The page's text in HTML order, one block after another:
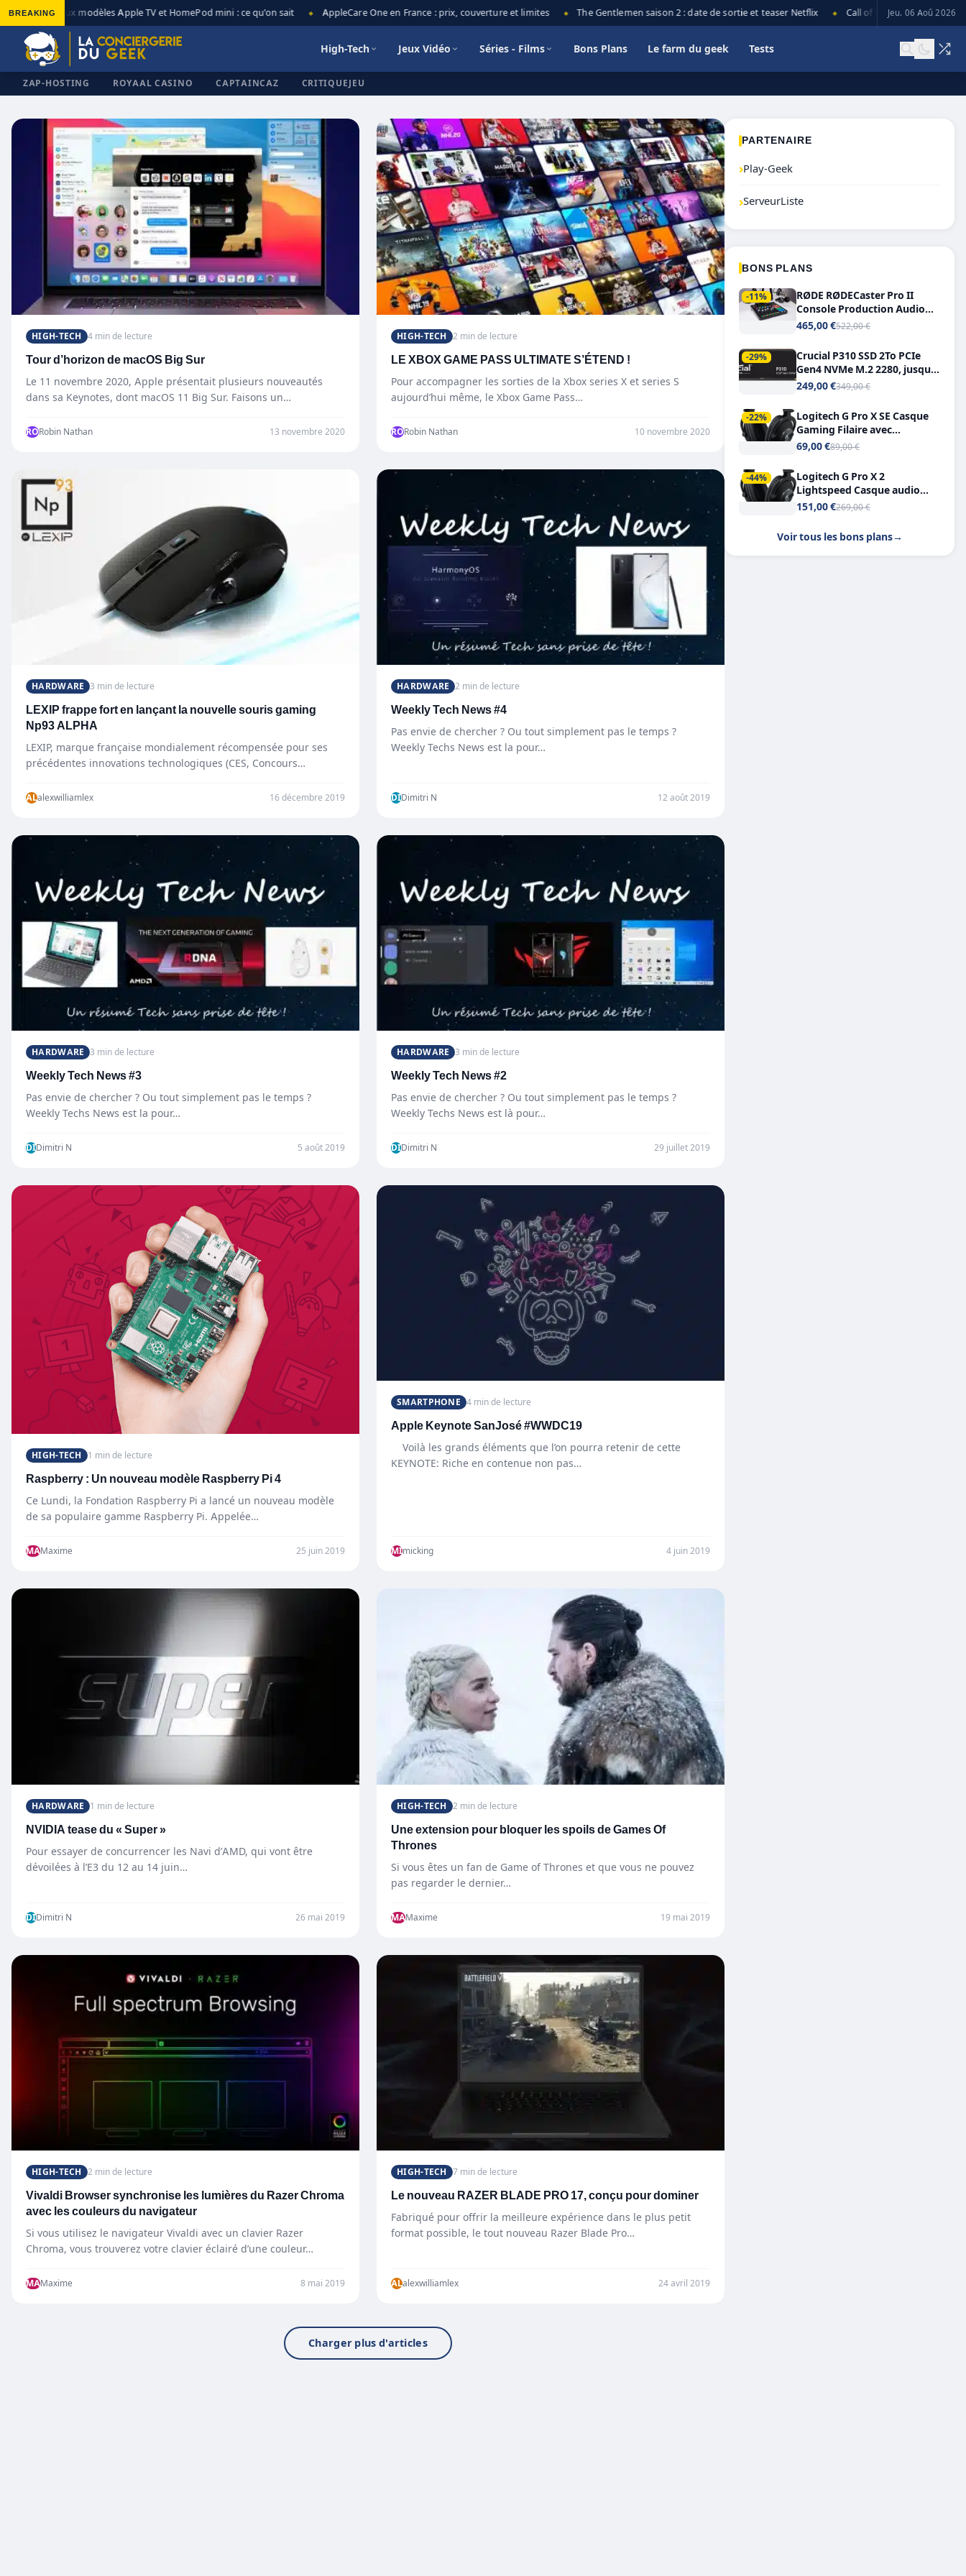
BREAKING
Nouveaux modèles Apple TV et HomePod mini : ce qu’on sait AppleCare One en France : prix, couverture et limites The Gentlemen saison 2 : date de sortie et teaser Netflix Call of Duty: Black Ops 7 lance
Jeu. 06 Aoû 2026
High-Tech Jeux Vidéo Séries - Films Bons Plans Le farm du geek Tests
ZAP-HOSTING ROYAAL CASINO CAPTAINCAZ CRITIQUEJEU
✕
HIGH-TECH 4 min de lecture
Tour d’horizon de macOS Big Sur
Le 11 novembre 2020, Apple présentait plusieurs nouveautés
dans sa Keynotes, dont macOS 11 Big Sur. Faisons un…
RORobin Nathan 13 novembre 2020
HIGH-TECH 2 min de lecture
LE XBOX GAME PASS ULTIMATE S’ÉTEND !
Pour accompagner les sorties de la Xbox series X et series S
aujourd’hui même, le Xbox Game Pass…
RORobin Nathan 10 novembre 2020
HARDWARE 3 min de lecture
LEXIP frappe fort en lançant la nouvelle souris gaming
Np93 ALPHA
LEXIP, marque française mondialement récompensée pour ses
précédentes innovations technologiques (CES, Concours
ALalexwilliamlex 16 décembre 2019
HARDWARE 2 min de lecture
Weekly Tech News #4
Pas envie de chercher ? Ou tout simplement pas le temps ?
Weekly Techs News est la pour…
DIDimitri N 12 août 2019
HARDWARE 3 min de lecture
Weekly Tech News #3
Pas envie de chercher ? Ou tout simplement pas le temps ?
Weekly Techs News est la pour…
DIDimitri N 5 août 2019
HARDWARE 3 min de lecture
Weekly Tech News #2
Pas envie de chercher ? Ou tout simplement pas le temps ?
Weekly Techs News est là pour…
DIDimitri N 29 juillet 2019
HIGH-TECH 1 min de lecture
Raspberry : Un nouveau modèle Raspberry Pi 4
Ce Lundi, la Fondation Raspberry Pi a lancé un nouveau modèle
de sa populaire gamme Raspberry Pi. Appelée…
MAMaxime 25 juin 2019
SMARTPHONE 4 min de lecture
Apple Keynote SanJosé #WWDC19
Voilà les grands éléments que l’on pourra retenir de cette
KEYNOTE: Riche en contenue non pas…
MImicking 4 juin 2019
HARDWARE 1 min de lecture
NVIDIA tease du « Super »
Pour essayer de concurrencer les Navi d’AMD, qui vont être
dévoilées à l’E3 du 12 au 14 juin…
DIDimitri N 26 mai 2019
HIGH-TECH 2 min de lecture
Une extension pour bloquer les spoils de Games Of
Thrones
Si vous êtes un fan de Game of Thrones et que vous ne pouvez
pas regarder le dernier…
MAMaxime 19 mai 2019
HIGH-TECH 2 min de lecture
Vivaldi Browser synchronise les lumières du Razer Chroma
avec les couleurs du navigateur
Si vous utilisez le navigateur Vivaldi avec un clavier Razer
Chroma, vous trouverez votre clavier éclairé d’une couleur…
MAMaxime 8 mai 2019
HIGH-TECH 7 min de lecture
Le nouveau RAZER BLADE PRO 17, conçu pour dominer
Fabriqué pour offrir la meilleure expérience dans le plus petit
format possible, le tout nouveau Razer Blade Pro…
ALalexwilliamlex 24 avril 2019
Charger plus d'articles
PARTENAIRE
›Play-Geek
›ServeurListe
BONS PLANS
-11%
RØDE RØDECaster Pro II
Console Production Audio
Tout-en-Un, Bluetooth et
465,00 €522,00 €
-29%
Crucial P310 SSD 2To PCIe
Gen4 NVMe M.2 2280, jusqu’à
7.100 Mo/s
249,00 €349,00 €
-22%
Logitech G Pro X SE Casque
Gaming Filaire avec
Microphone Micro
7.1
69,00 €89,00 €
-44%
Logitech G Pro X 2
Lightspeed Casque audio
bluetooth
151,00 €269,00 €
Voir tous les bons plans→